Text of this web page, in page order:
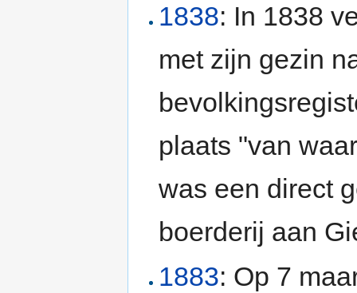
1838: In 1838
met zijn gezin
plaats "van
was een direct
boerderij aan
1883: Op 7